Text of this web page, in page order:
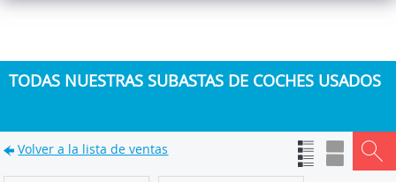
TODAS NUESTRAS SUBASTAS DE COCHES USADOS
Volver a la lista de ventas